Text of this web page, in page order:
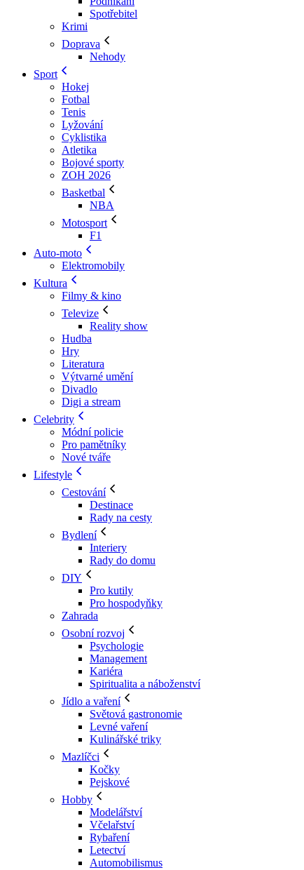
Spotřebitel
Krimi
Doprava
Nehody
Sport
Hokej
Fotbal
Tenis
Lyžování
Cyklistika
Atletika
Bojové sporty
ZOH 2026
Basketbal
NBA
Motosport
F1
Auto-moto
Elektromobily
Kultura
Filmy & kino
Televize
Reality show
Hudba
Hry
Literatura
Výtvarné umění
Divadlo
Digi a stream
Celebrity
Módní policie
Pro pamětníky
Nové tváře
Lifestyle
Cestování
Destinace
Rady na cesty
Bydlení
Interiery
Rady do domu
DIY
Pro kutily
Pro hospodyňky
Zahrada
Osobní rozvoj
Psychologie
Management
Kariéra
Spiritualita a náboženství
Jídlo a vaření
Světová gastronomie
Levné vaření
Kulinářské triky
Mazlíčci
Kočky
Pejskové
Hobby
Modelářství
Včelařství
Rybaření
Letectví
Automobilismus